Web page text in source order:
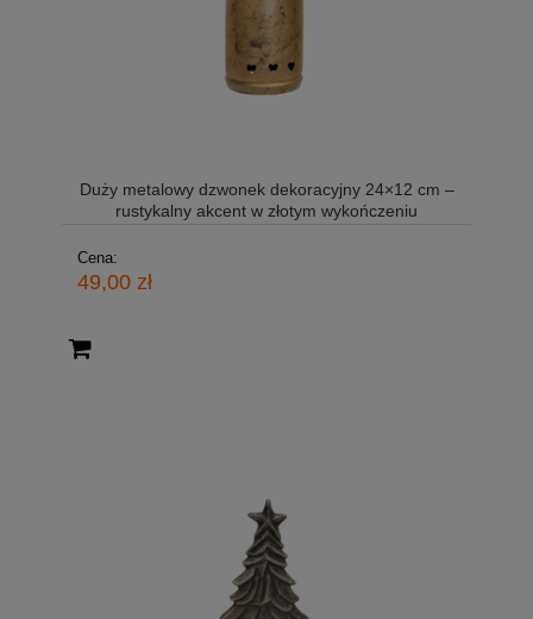
Duży metalowy dzwonek dekoracyjny 24×12 cm –
rustykalny akcent w złotym wykończeniu
Cena:
49,00 zł